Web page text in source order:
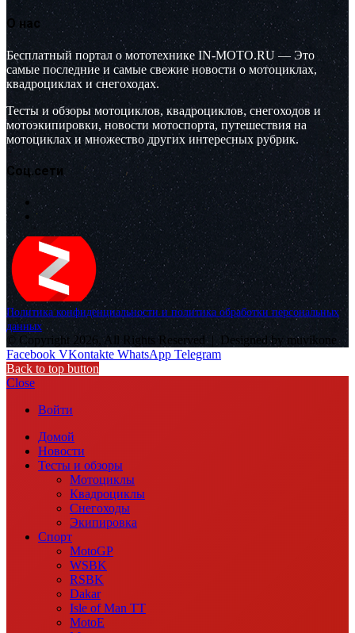
О нас
Бесплатный портал о мототехнике IN-MOTO.RU — Это
самые последние и самые свежие новости о мотоциклах,
квадроциклах и снегоходах.
Тесты и обзоры мотоциклов, квадроциклов, снегоходов и
мотоэкипировки, новости мотоспорта, путешествия на
мотоциклах и множество других интересных рубрик.
Соц.сети
Политика конфиденциальности и политика обработки персональных
данных
© Copyright 2026, All Rights Reserved |
Designed by muvikone
Facebook VKontakte WhatsApp Telegram
Back to top button
Close
Войти
Домой
Новости
Тесты и обзоры
Мотоциклы
Квадроциклы
Снегоходы
Экипировка
Спорт
MotoGP
WSBK
RSBK
Dakar
Isle of Man TT
MotoE